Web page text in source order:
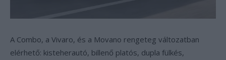
A Combo, a Vivaro, és a Movano rengeteg változatban
elérhető: kisteherautó, billenő platós, dupla fülkés,